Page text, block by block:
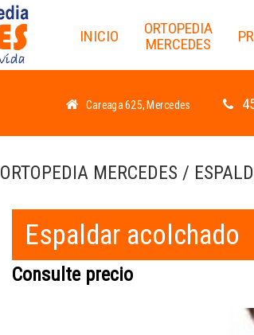
INICIO
ORTOPEDIA
MERCEDES
Careaga 625, Mercedes
ORTOPEDIA MERCEDES /
Espaldar acolchado
Consulte precio